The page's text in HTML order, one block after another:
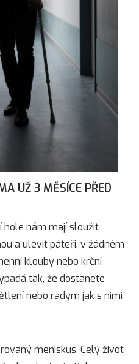
UŽ 3 MĚSÍCE PŘED
hole nám mají sloužit
a ulevit páteři, v žádném
klouby nebo krční
tak, že dostanete
nebo radym jak s nimi
meniskus. Celý život